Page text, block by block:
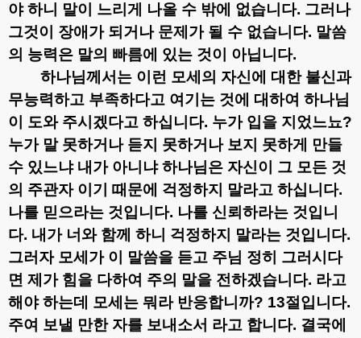
야 하니 말이 느리게 나올 수 밖에 없습니다. 그러나
그것이 장애가 되거나 문제가 될 수 없습니다. 말씀
의 능력은 말의 빠름에 있는 것이 아닙니다.
하나님께서는 이런 모세의 자신에 대한 불신과
무능력하고 부족하다고 여기는 것에 대하여 하나님
이 도와 주시겠다고 하십니다. 누가 입을 지었느뇨?
누가 말 못하거나 듣지 못하거나 보지 못하게 만들
수 있느냐 내가 아니냐 하나님은 자신이 그 모든 것
의 주관자 이기 때문에 걱정하지 말라고 하십니다.
나를 믿으라는 것입니다. 나를 신뢰하라는 것입니
다. 내가 너와 함께 하니 걱정하지 말라는 것입니다.
그러자 모세가 이 말씀을 듣고 주님 정히 그러시다
면 제가 힘을 다하여 주의 말을 전하겠습니다. 라고
해야 하는데 모세는 뭐라 반응합니까? 13절입니다.
주여 보낼 만한 자를 보내소서 라고 합니다. 결국에